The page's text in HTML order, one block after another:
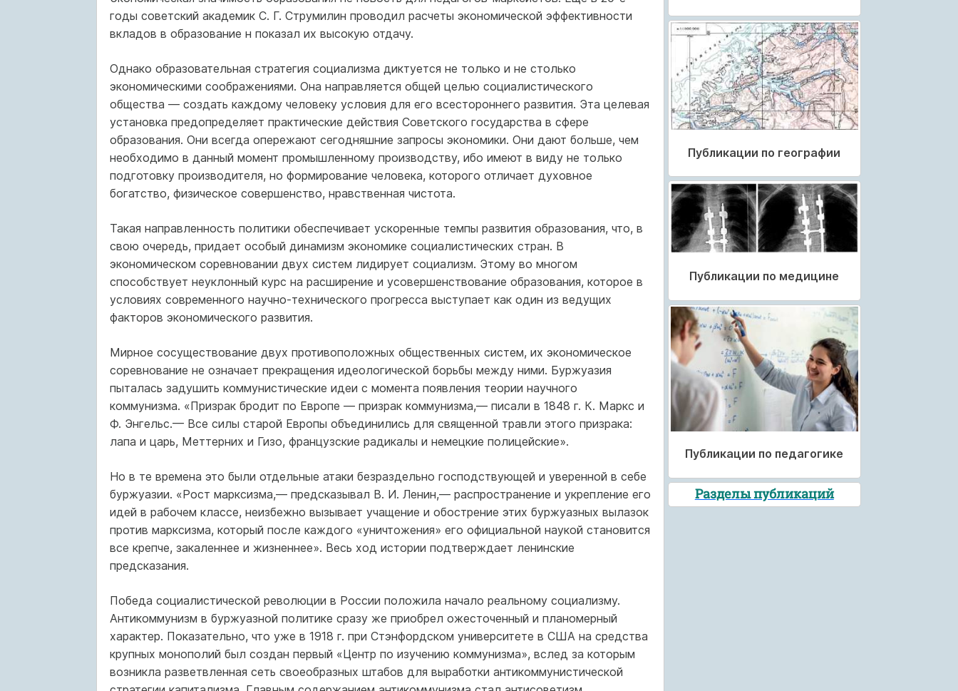
годы советский академик С. Г. Струмилин проводил расчеты экономической эффективности
вкладов в образование н показал их высокую отдачу.
Однако образовательная стратегия социализма диктуется не только и не столько
экономическими соображениями. Она направляется общей целью социалистического
общества — создать каждому человеку условия для его всестороннего развития. Эта целевая
установка предопределяет практические действия Советского государства в сфере
образования. Они всегда опережают сегодняшние запросы экономики. Они дают больше, чем
необходимо в данный момент промышленному производству, ибо имеют в виду не только
подготовку производителя, но формирование человека, которого отличает духовное
богатство, физическое совершенство, нравственная чистота.
Такая направленность политики обеспечивает ускоренные темпы развития образования, что, в
свою очередь, придает особый динамизм экономике социалистических стран. В
экономическом соревновании двух систем лидирует социализм. Этому во многом
способствует неуклонный курс на расширение и усовершенствование образования, которое в
условиях современного научно-технического прогресса выступает как один из ведущих
факторов экономического развития.
Мирное сосуществование двух противоположных общественных систем, их экономическое
соревнование не означает прекращения идеологической борьбы между ними. Буржуазия
пыталась задушить коммунистические идеи с момента появления теории научного
коммунизма. «Призрак бродит по Европе — призрак коммунизма,— писали в 1848 г. К. Маркс и
Ф. Энгельс.— Все силы старой Европы объединились для священной травли этого призрака:
лапа и царь, Меттерних и Гизо, французские радикалы и немецкие полицейские».
Но в те времена это были отдельные атаки безраздельно господствующей и уверенной в себе
буржуазии. «Рост марксизма,— предсказывал В. И. Ленин,— распространение и укрепление его
идей в рабочем классе, неизбежно вызывает учащение и обострение этих буржуазных вылазок
против марксизма, который после каждого «уничтожения» его официальной наукой становится
все крепче, закаленнее и жизненнее». Весь ход истории подтверждает ленинские
предсказания.
Победа социалистической революции в России положила начало реальному социализму.
Антикоммунизм в буржуазной политике сразу же приобрел ожесточенный и планомерный
характер. Показательно, что уже в 1918 г. при Стэнфордском университете в США на средства
крупных монополий был создан первый «Центр по изучению коммунизма», вслед за которым
возникла разветвленная сеть своеобразных штабов для выработки антикоммунистической
Публикации по географии
Публикации по медицине
Публикации по педагогике
Разделы публикаций